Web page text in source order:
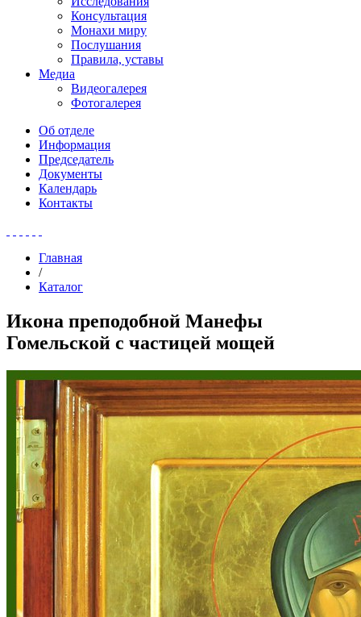
Консультация
Монахи миру
Послушания
Правила, уставы
Медиа
Видеогалерея
Фотогалерея
Об отделе
Информация
Председатель
Документы
Календарь
Контакты
Главная
/
Каталог
Икона преподобной Манефы
Гомельской с частицей мощей